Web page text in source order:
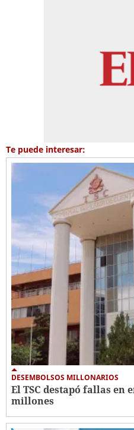
Te puede interesar:
DESEMBOLSOS MILLONARIOS
El TSC destapó fallas en
millones